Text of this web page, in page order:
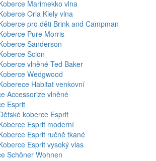
Marimekko vlna
Orla Kiely vlna
pro děti Brink and Campman
Pure Morris
Sanderson
Scion
vlněné Ted Baker
Wedgwood
Habitat venkovní
Accessorize vlněné
Esprit
koberce Esprit
Esprit moderní
Esprit ručně tkané
Esprit vysoký vlas
Schöner Wohnen